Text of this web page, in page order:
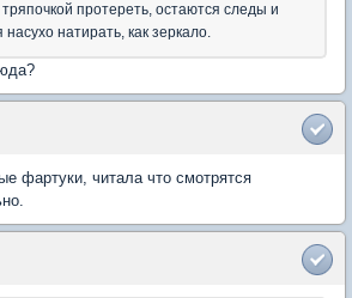
протереть, остаются следы и
натирать, как зеркало.
фартуки, читала что смотрятся